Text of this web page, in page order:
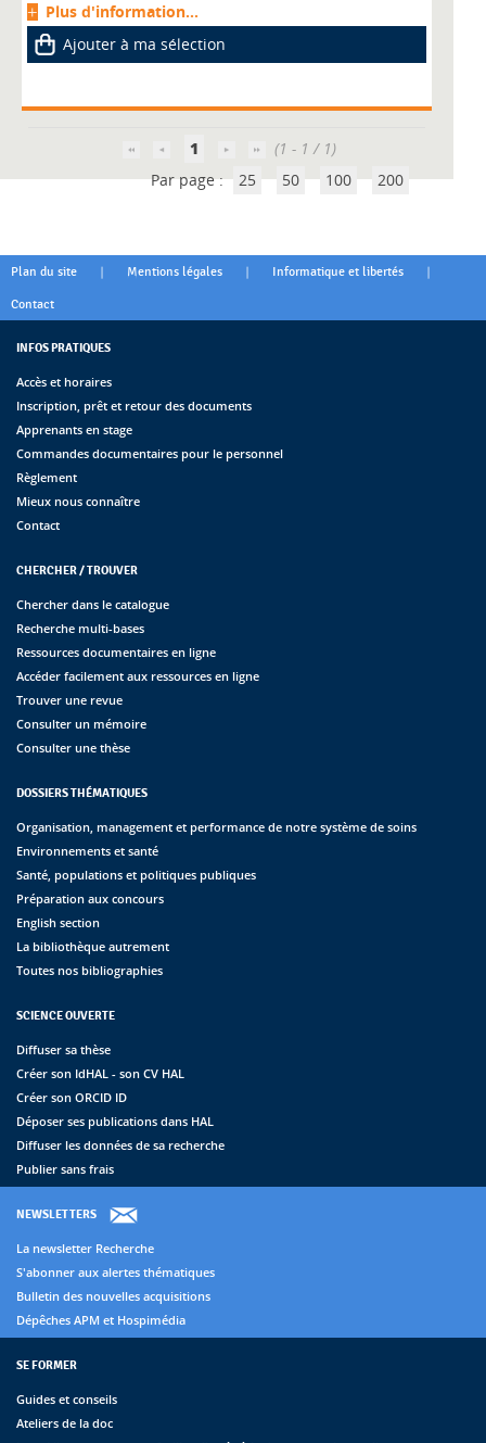
Plus d'information...
Ajouter à ma sélection
1
(1 - 1 / 1)
Par page : 25 50 100 200
Plan du site | Mentions légales | Informatique et libertés |
Contact
INFOS PRATIQUES
Accès et horaires
Inscription, prêt et retour des documents
Apprenants en stage
Commandes documentaires pour le personnel
Règlement
Mieux nous connaître
Contact
CHERCHER / TROUVER
Chercher dans le catalogue
Recherche multi-bases
Ressources documentaires en ligne
Accéder facilement aux ressources en ligne
Trouver une revue
Consulter un mémoire
Consulter une thèse
DOSSIERS THÉMATIQUES
Organisation, management et performance de notre système de soins
Environnements et santé
Santé, populations et politiques publiques
Préparation aux concours
English section
La bibliothèque autrement
Toutes nos bibliographies
SCIENCE OUVERTE
Diffuser sa thèse
Créer son IdHAL - son CV HAL
Créer son ORCID ID
Déposer ses publications dans HAL
Diffuser les données de sa recherche
Publier sans frais
NEWSLETTERS
La newsletter Recherche
S'abonner aux alertes thématiques
Bulletin des nouvelles acquisitions
Dépêches APM et Hospimédia
SE FORMER
Guides et conseils
Ateliers de la doc